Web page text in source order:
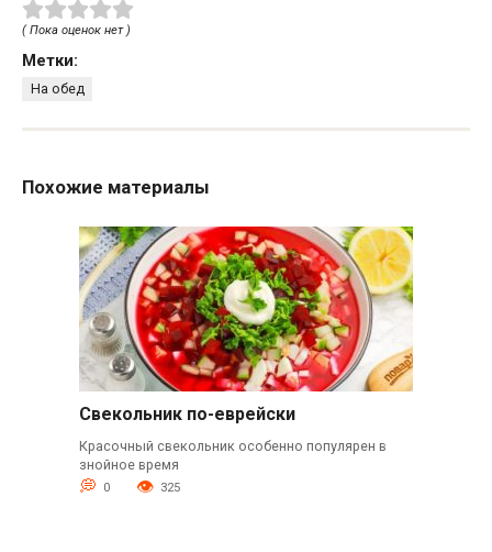
( Пока оценок нет )
Метки:
На обед
Похожие материалы
Свекольник по-еврейски
Красочный свекольник особенно популярен в
знойное время
0 325